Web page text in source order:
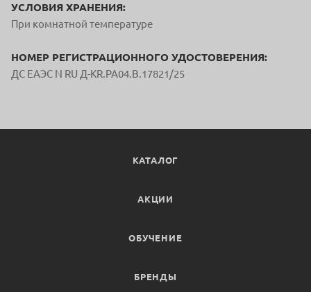
УСЛОВИЯ ХРАНЕНИЯ:
При комнатной температуре
НОМЕР РЕГИСТРАЦИОННОГО УДОСТОВЕРЕНИЯ:
ДС ЕАЭС N RU Д-KR.PA04.B.17821/25
КАТАЛОГ
АКЦИИ
ОБУЧЕНИЕ
БРЕНДЫ